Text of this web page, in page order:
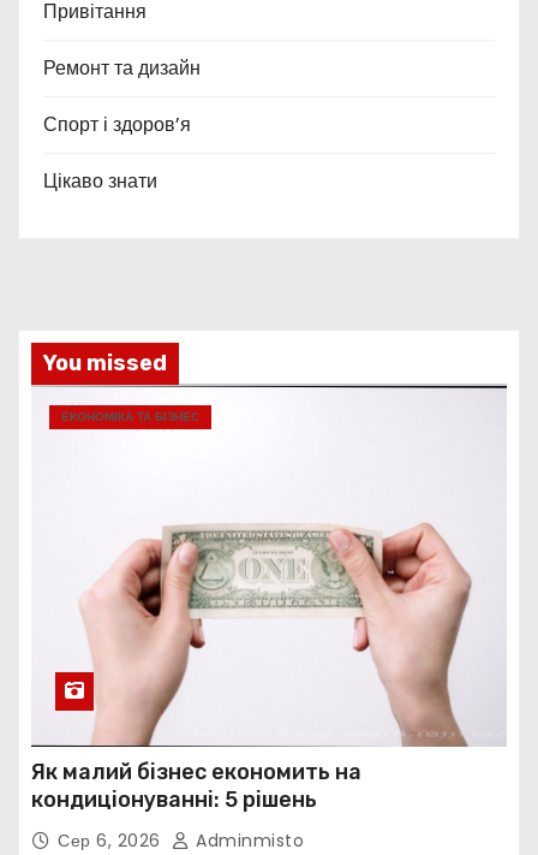
Привітання
Ремонт та дизайн
Спорт і здоров’я
Цікаво знати
You missed
ЕКОНОМІКА ТА БІЗНЕС
Як малий бізнес економить на
кондиціонуванні: 5 рішень
Сер 6, 2026 Adminmisto